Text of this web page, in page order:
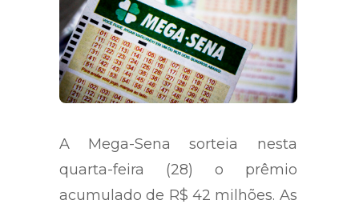
A Mega-Sena sorteia nesta
quarta-feira (28) o prêmio
acumulado de R$ 42 milhões. As